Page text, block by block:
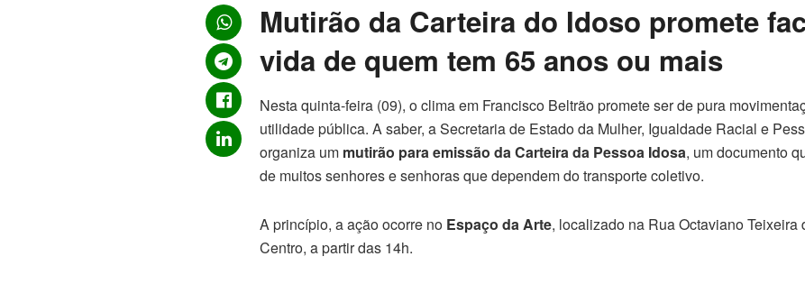
Mutirão da Carteira do Idoso promete
vida de quem tem 65 anos ou mais
Nesta quinta-feira (09), o clima em Francisco Beltrão promete ser de pura
utilidade pública. A saber, a Secretaria de Estado da Mulher, Igualdade Racial e
organiza um mutirão para emissão da Carteira da Pessoa Idosa, um documento
de muitos senhores e senhoras que dependem do transporte coletivo.
A princípio, a ação ocorre no Espaço da Arte, localizado na Rua Octaviano Teixeira
Centro, a partir das 14h.